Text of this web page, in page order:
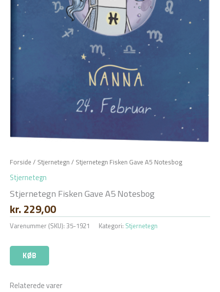
Forside / Stjernetegn / Stjernetegn Fisken Gave A5 Notesbog
Stjernetegn
Stjernetegn Fisken Gave A5 Notesbog
kr. 229,00
Varenummer (SKU): 35-1921 Kategori: Stjernetegn
KØB
Relaterede varer